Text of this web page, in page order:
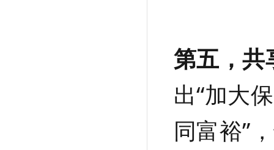
第五，共
出“加大
同富裕”